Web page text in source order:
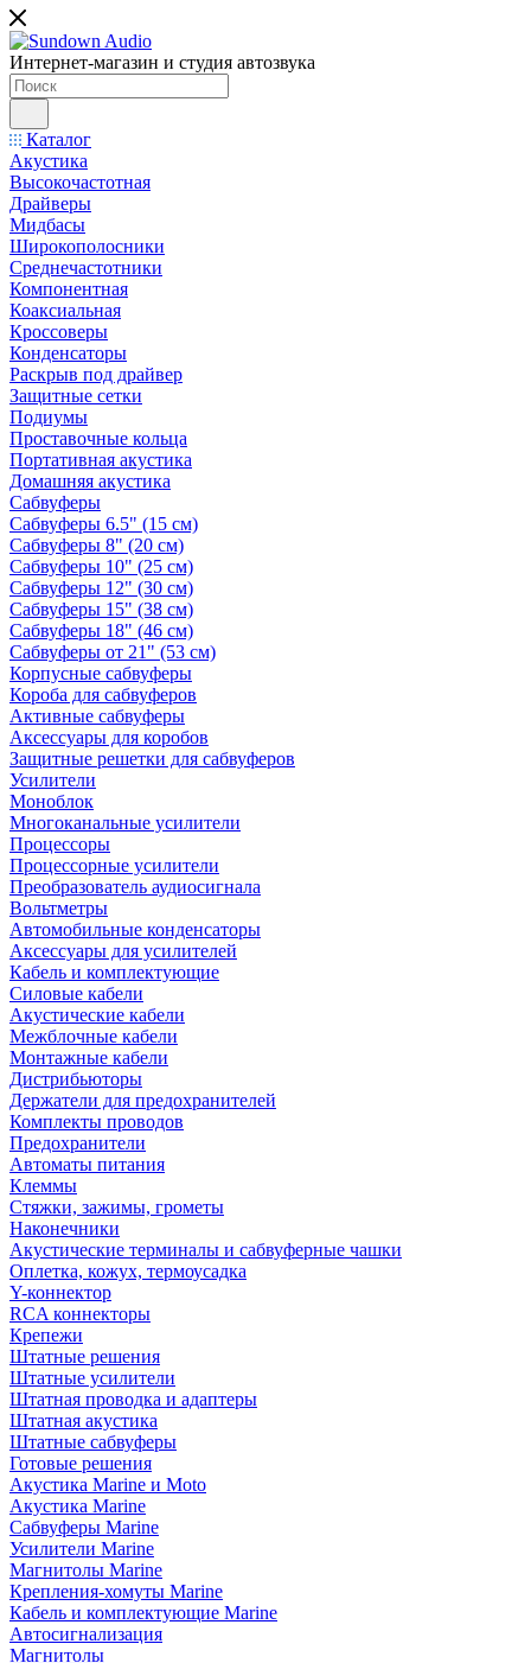
Интернет-магазин и студия автозвука
Каталог
Акустика
Высокочастотная
Драйверы
Мидбасы
Широкополосники
Среднечастотники
Компонентная
Коаксиальная
Кроссоверы
Конденсаторы
Раскрыв под драйвер
Защитные сетки
Подиумы
Проставочные кольца
Портативная акустика
Домашняя акустика
Сабвуферы
Сабвуферы 6.5" (15 см)
Сабвуферы 8" (20 см)
Сабвуферы 10" (25 см)
Сабвуферы 12" (30 см)
Сабвуферы 15" (38 см)
Сабвуферы 18" (46 см)
Сабвуферы от 21" (53 см)
Корпусные сабвуферы
Короба для сабвуферов
Активные сабвуферы
Аксессуары для коробов
Защитные решетки для сабвуферов
Усилители
Моноблок
Многоканальные усилители
Процессоры
Процессорные усилители
Преобразователь аудиосигнала
Вольтметры
Автомобильные конденсаторы
Аксессуары для усилителей
Кабель и комплектующие
Силовые кабели
Акустические кабели
Межблочные кабели
Монтажные кабели
Дистрибьюторы
Держатели для предохранителей
Комплекты проводов
Предохранители
Автоматы питания
Клеммы
Стяжки, зажимы, грометы
Наконечники
Акустические терминалы и сабвуферные чашки
Оплетка, кожух, термоусадка
Y-коннектор
RCA коннекторы
Крепежи
Штатные решения
Штатные усилители
Штатная проводка и адаптеры
Штатная акустика
Штатные сабвуферы
Готовые решения
Акустика Marine и Moto
Акустика Marine
Сабвуферы Marine
Усилители Marine
Магнитолы Marine
Крепления-хомуты Marine
Кабель и комплектующие Marine
Автосигнализация
Магнитолы